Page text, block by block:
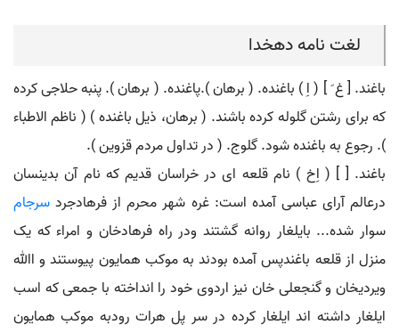
لغت نامه دهخدا
باغند. [ غ َ ] ( اِ ) باغنده. ( برهان ).پاغنده. ( برهان ). پنبه حلاجی کرده
که برای رشتن گلوله کرده باشند. ( برهان، ذیل باغنده ) ( ناظم الاطباء
). رجوع به باغنده شود. گلوج. ( در تداول مردم قزوین ).
باغند. [ ] ( اِخ ) نام قلعه ای در خراسان قدیم که نام آن بدینسان
درعالم آرای عباسی آمده است: غره شهر محرم از فرهادجرد سرجام
سوار شده... بایلغار روانه گشتند ودر راه فرهادخان و امراء که یک
منزل از قلعه باغندپس آمده بودند به موکب همایون پیوستند و اﷲ
ویردیخان و گنجعلی خان نیز اردوی خود را انداخته با جمعی که اسب
ایلغار داشته اند ایلغار کرده در سر پل هرات رودبه موکب همایون